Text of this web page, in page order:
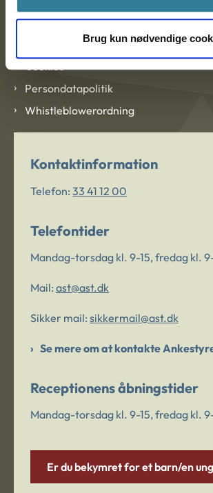
Brug kun nødvendige
Links
Tilgængelighedserklæring
Cookies
Persondatapolitik
Whistleblowerordning
Kontaktinformation
Telefon: 33 41 12 00
Telefontider
Mandag-torsdag kl. 9-15, fredag kl.
Mail: ast@ast.dk
Sikker mail: sikkermail@ast.dk
Se mere om at kontakte
Receptionens åbningstider
Mandag-torsdag kl. 9-15, fredag kl.
Er du bekymret for et barn/en